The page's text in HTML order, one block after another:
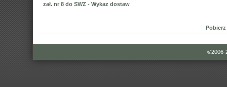
zał. nr 8 do SWZ - Wykaz dostaw
©2006-